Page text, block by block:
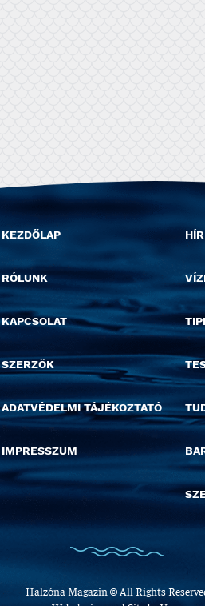
KEZDŐLAP
RÓLUNK
KAPCSOLAT
SZERZŐK
ADATVÉDELMI TÁJÉKOZTATÓ
IMPRESSZUM
Halzóna Magazin © All Rights